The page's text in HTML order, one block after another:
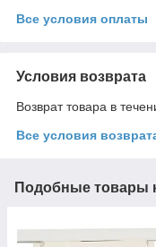
Все условия оплаты
Условия возврата
Возврат товара в
Все условия
Подобные товары